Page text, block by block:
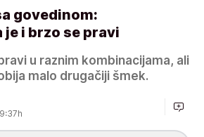
govedinom:
je i brzo se pravi
u raznim kombinacijama, ali
malo drugačiji šmek.